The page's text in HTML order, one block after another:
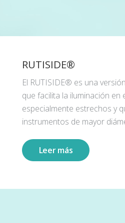
RUTISIDE®
El RUTISIDE® es una
que facilita la iluminación en
especialmente estrechos y
instrumentos de mayor
Leer más